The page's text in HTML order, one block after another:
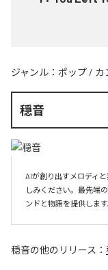
ジャンル： ポップ / カ
穏音
AIが創り出すメロディ
しみください。最先端
ンドと物語を提供しま
穏音の他のリリース：